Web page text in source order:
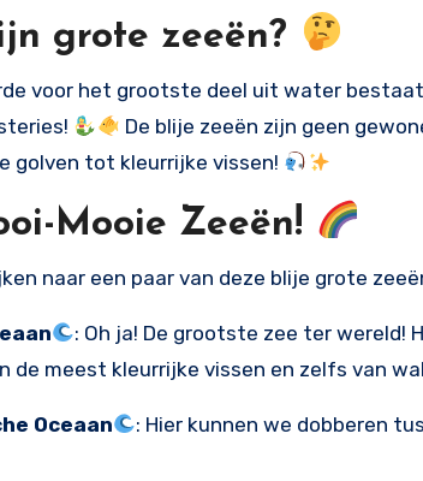
grote zeeën?
voor het grootste deel uit water
De blije zeeën zijn geen
golven tot kleurrijke vissen!
Mooie Zeeën!
naar een paar van deze blije grote
: Oh ja! De grootste zee ter wereld!
de meest kleurrijke vissen en zelfs van
Oceaan
: Hier kunnen we dobberen